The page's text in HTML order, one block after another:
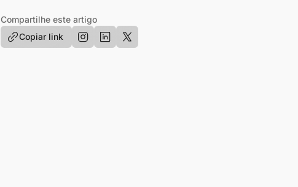
Compartilhe este artigo
Copiar link